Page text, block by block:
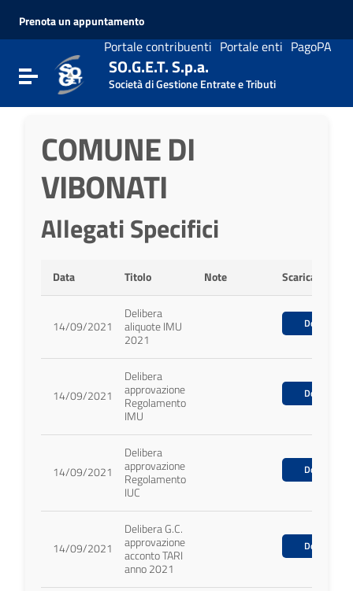
Vai al menu di navigazione
Prenota un appuntamento
Portale contribuenti Portale enti PagoPA
Attiva / disattiva la navigazione
SO.G.E.T. S.p.a.
Società di Gestione Entrate e Tributi
COMUNE DI
VIBONATI
Allegati Specifici
Data Titolo Note Scarica
14/09/2021
Delibera
aliquote IMU
2021
Download
14/09/2021
Delibera
approvazione
Regolamento
IMU
Download
14/09/2021
Delibera
approvazione
Regolamento
IUC
Download
14/09/2021
Delibera G.C.
approvazione
acconto TARI
anno 2021
Download